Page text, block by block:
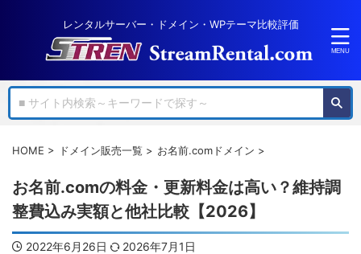
レンタルサーバー・ドメイン・WPテーマ比較評価
HOME > ドメイン販売一覧 > お名前.comドメイン >
お名前.comの料金・更新料金は高い？維持調
整費込み実額と他社比較【2026】
2022年6月26日 2026年7月1日